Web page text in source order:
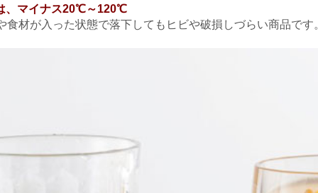
、マイナス20℃～120℃
食材が入った状態で落下してもヒビや破損しづらい商品です